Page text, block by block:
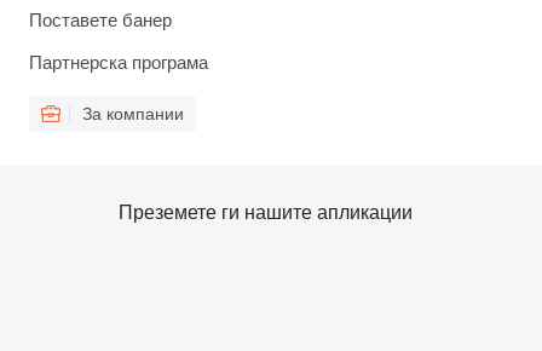
Поставете банер
Партнерска програма
За компании
Преземете ги нашите апликации